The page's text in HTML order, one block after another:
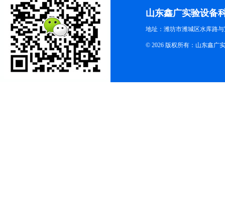
山东鑫广实验设备
地址：潍坊市潍城区水库路
© 2026 版权所有：山东鑫广